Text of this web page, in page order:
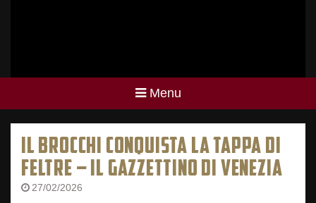
Menu
IL BROCCHI CONQUISTA LA TAPPA DI
FELTRE – IL GAZZETTINO DI VENEZIA
27/02/2026